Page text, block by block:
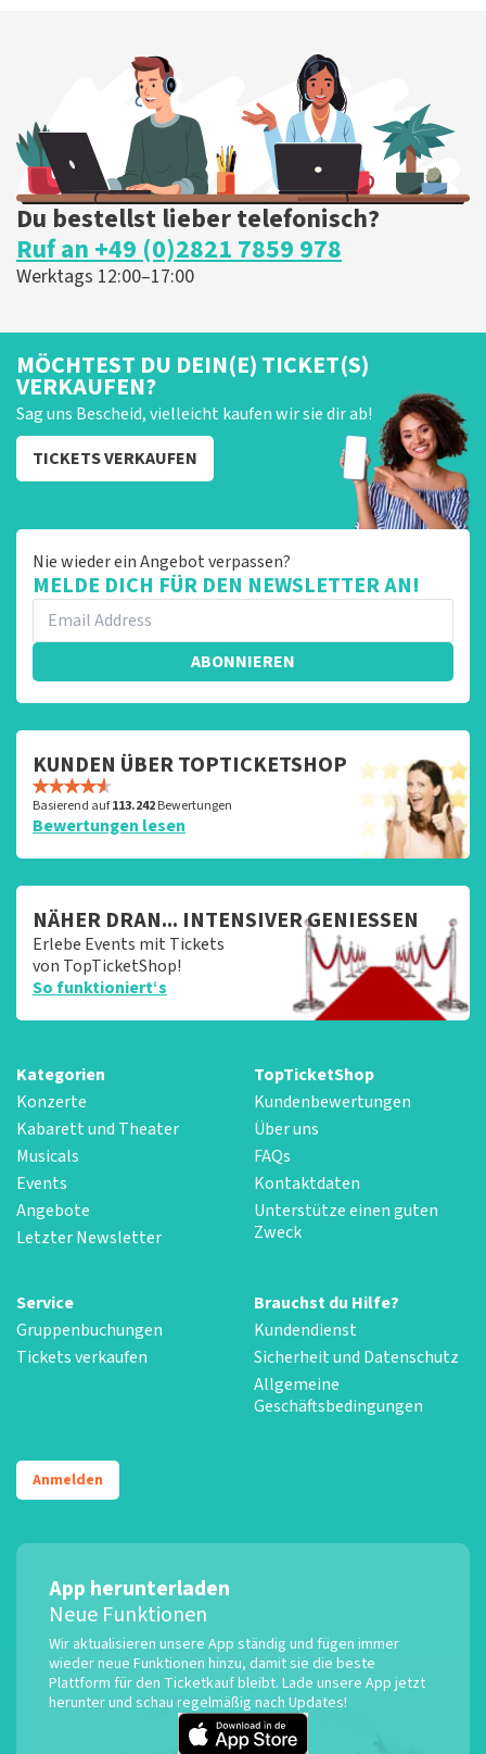
Du bestellst lieber telefonisch?
Ruf an +49 (0)2821 7859 978
Werktags 12:00–17:00
MÖCHTEST DU DEIN(E) TICKET(S)
VERKAUFEN?
Sag uns Bescheid, vielleicht kaufen wir sie dir ab!
TICKETS VERKAUFEN
Nie wieder ein Angebot verpassen?
MELDE DICH FÜR DEN NEWSLETTER AN!
ABONNIEREN
KUNDEN ÜBER TOPTICKETSHOP
Basierend auf113.242Bewertungen
Bewertungen lesen
NÄHER DRAN... INTENSIVER GENIESSEN
Erlebe Events mit Tickets
von TopTicketShop!
So funktioniert‘s
Kategorien
Konzerte
Kabarett und Theater
Musicals
Events
Angebote
Letzter Newsletter
TopTicketShop
Kundenbewertungen
Über uns
FAQs
Kontaktdaten
Unterstütze einen guten
Zweck
Service
Gruppenbuchungen
Tickets verkaufen
Brauchst du Hilfe?
Kundendienst
Sicherheit und Datenschutz
Allgemeine
Geschäftsbedingungen
Anmelden
App herunterladen
Neue Funktionen
Wir aktualisieren unsere App ständig und fügen immer
wieder neue Funktionen hinzu, damit sie die beste
Plattform für den Ticketkauf bleibt. Lade unsere App jetzt
herunter und schau regelmäßig nach Updates!